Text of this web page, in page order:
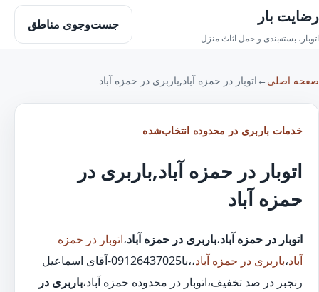
رضایت بار
اتوبار، بسته‌بندی و حمل اثاث منزل
جست‌وجوی مناطق
صفحه اصلی ← اتوبار در حمزه آباد,باربری در حمزه آباد
خدمات باربری در محدوده انتخاب‌شده
اتوبار در حمزه آباد,باربری در
حمزه آباد
اتوبار در حمزه آباد،باربری در حمزه آباد،اتوبار در حمزه
آباد،باربری در حمزه آباد
،،با09126437025-آقای اسماعیل
رنجبر در صد تخفیف،اتوبار در محدوده حمزه آباد،باربری در